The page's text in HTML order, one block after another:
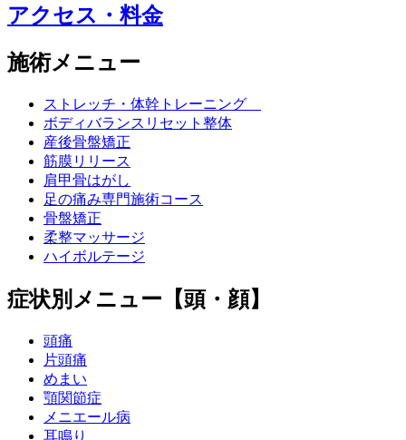
アクセス・料金
施術メニュー
ストレッチ・体幹トレーニング
ボディバランスリセット整体
産後骨盤矯正
筋膜リリース
肩甲骨はがし
足の痛み専門施術コース
骨盤矯正
柔整マッサージ
ハイボルテージ
症状別メニュー【頭・顔】
頭痛
片頭痛
めまい
顎関節症
メニエール病
耳鳴り